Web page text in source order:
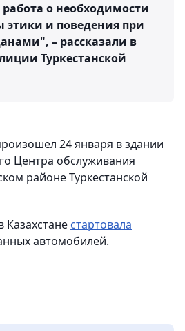
о необходимости
и поведения при
– рассказали в
Туркестанской
24 января в здании
Центра обслуживания
районе Туркестанской
Казахстане стартовала
автомобилей.